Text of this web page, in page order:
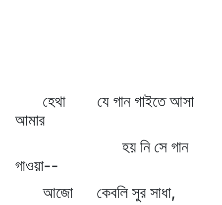
হেথা যে গান গাইতে আসা
আমার
হয় নি সে গান
গাওয়া--
আজো কেবলি সুর সাধা,